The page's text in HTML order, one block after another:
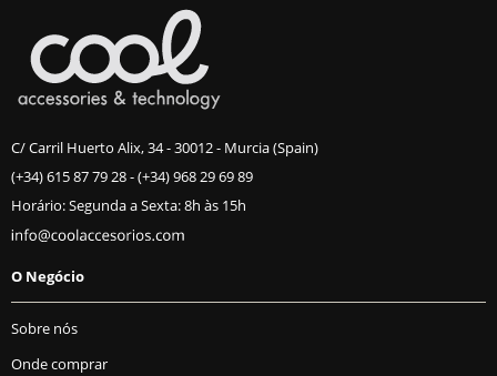
C/ Carril Huerto Alix, 34 - 30012 - Murcia (Spain)
(+34) 615 87 79 28-(+34) 968 29 69 89
Horário: Segunda a Sexta: 8h às 15h
O Negócio
Sobre nós
Onde comprar